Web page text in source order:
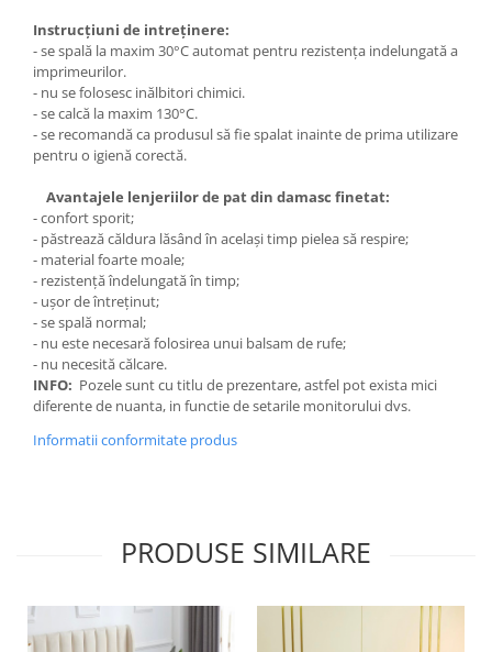
Instrucțiuni de intreținere:
- se spală la maxim 30°C automat pentru rezistența indelungată a
imprimeurilor.
- nu se folosesc inălbitori chimici.
- se calcă la maxim 130°C.
- se recomandă ca produsul să fie spalat inainte de prima utilizare
pentru o igienă corectă.
Avantajele lenjeriilor de pat din damasc finetat:
- confort sporit;
- păstrează căldura lăsând în același timp pielea să respire;
- material foarte moale;
- rezistență îndelungată în timp;
- ușor de întreținut;
- se spală normal;
- nu este necesară folosirea unui balsam de rufe;
- nu necesită călcare.
INFO: Pozele sunt cu titlu de prezentare, astfel pot exista mici
diferente de nuanta, in functie de setarile monitorului dvs.
Informatii conformitate produs
PRODUSE SIMILARE